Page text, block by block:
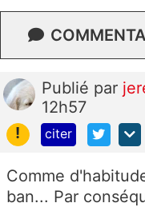
Publié par
12h57
!
citer
Comme
ban... Par